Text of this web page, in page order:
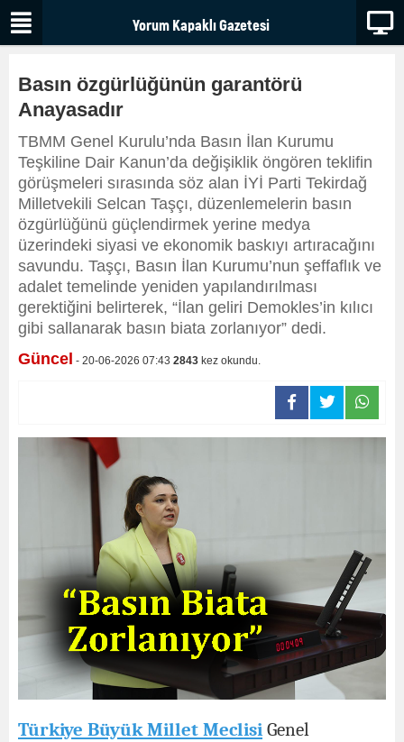
Basın özgürlüğünün garantörü
Anayasadır
TBMM Genel Kurulu’nda Basın İlan Kurumu
Teşkiline Dair Kanun’da değişiklik öngören teklifin
görüşmeleri sırasında söz alan İYİ Parti Tekirdağ
Milletvekili Selcan Taşçı, düzenlemelerin basın
özgürlüğünü güçlendirmek yerine medya
üzerindeki siyasi ve ekonomik baskıyı artıracağını
savundu. Taşçı, Basın İlan Kurumu’nun şeffaflık ve
adalet temelinde yeniden yapılandırılması
gerektiğini belirterek, “İlan geliri Demokles’in kılıcı
gibi sallanarak basın biata zorlanıyor” dedi.
Güncel - 20-06-2026 07:43 2843 kez okundu.
Türkiye Büyük Millet Meclisi Genel